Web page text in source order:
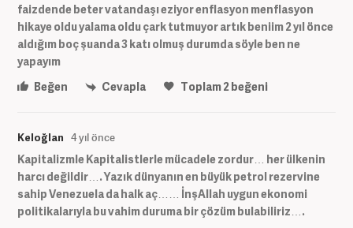
faizdende beter vatandaşı eziyor enflasyon menflasyon
hikaye oldu yalama oldu çark tutmuyor artık beniim 2 yıl önce
aldığım boç şuanda 3 katı olmuş durumda söyle ben ne
yapayım
Beğen
Cevapla Toplam2beğeni
Keloğlan 4 yıl önce
Kapitalizmle Kapitalistlerle mücadele zordur… her ülkenin
harcı değildir…. Yazık dünyanın en büyük petrol rezervine
sahip Venezuela da halk aç…… İnşAllah uygun ekonomi
politikalarıyla bu vahim duruma bir çözüm bulabiliriz….